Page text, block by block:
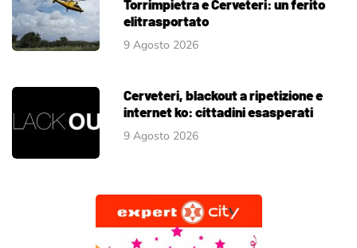
Torrimpietra e Cerveteri: un ferito
elitrasportato
9 Agosto 2026
Cerveteri, blackout a ripetizione e
internet ko: cittadini esasperati
9 Agosto 2026